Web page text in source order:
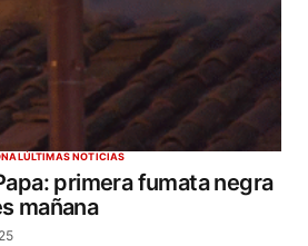
ÚLTIMAS NOTICIAS
primera fumata negra
mañana